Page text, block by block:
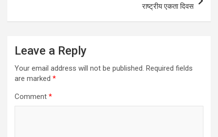
राष्ट्रीय एकता दिवस
Leave a Reply
Your email address will not be published. Required fields
are marked *
Comment *